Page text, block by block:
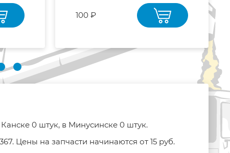
100 ₽
0 штук, в Минусинске 0 штук.
Цены на запчасти начинаются от 15 руб.